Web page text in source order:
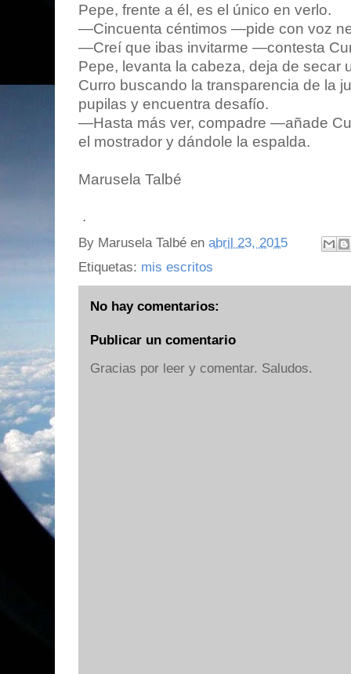
Pepe, frente a él, es el único en verlo.
—Cincuenta céntimos —pide con voz
—Creí que ibas invitarme —contesta
Pepe, levanta la cabeza, deja de secar
Curro buscando la transparencia de la
pupilas y encuentra desafío.
—Hasta más ver, compadre —añade
el mostrador y dándole la espalda.
Marusela Talbé
.
By Marusela Talbé en abril 23, 2015
Etiquetas: mis escritos
No hay comentarios:
Publicar un comentario
Gracias por leer y comentar. Saludos.